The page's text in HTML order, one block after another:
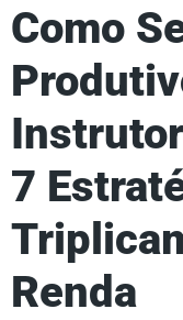
Como
7
Renda